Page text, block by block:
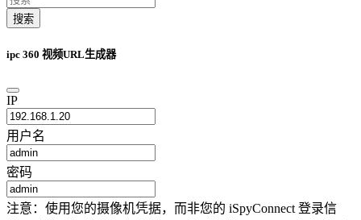
搜索
ipc 360 视频URL生成器
IP
用户名
密码
注意：使用您的摄像机凭据，而非您的 iSpyConnect 登录信